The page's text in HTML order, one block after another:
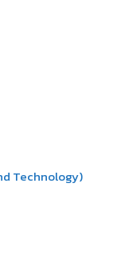
Technology)